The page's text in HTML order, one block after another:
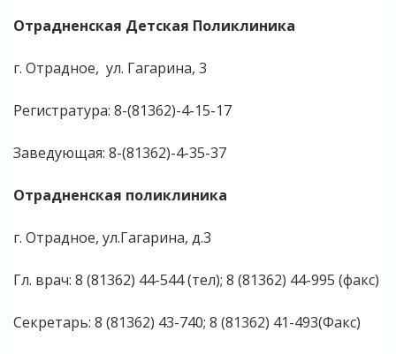
Отрадненская Детская Поликлиника
г. Отрадное, ул. Гагарина, 3
Регистратура: 8-(81362)-4-15-17
Заведующая: 8-(81362)-4-35-37
Отрадненская поликлиника
г. Отрадное, ул.Гагарина, д.3
Гл. врач: 8 (81362) 44-544 (тел); 8 (81362) 44-995 (факс)
Секретарь: 8 (81362) 43-740; 8 (81362) 41-493(Факс)